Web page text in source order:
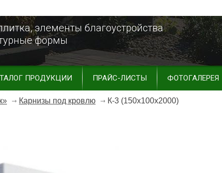
элементы благоустройства
формы
ПРОДУКЦИИ ПРАЙС-ЛИСТЫ ФОТОГАЛЕРЕЯ
Карнизы под кровлю К-3 (150х100х2000)